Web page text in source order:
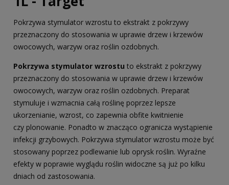
Pokrzywa stymulator wzrostu to ekstrakt z pokrzywy
przeznaczony do stosowania w uprawie drzew i krzewów
owocowych, warzyw oraz roślin ozdobnych.
Pokrzywa stymulator wzrostu to ekstrakt z pokrzywy
przeznaczony do stosowania w uprawie drzew i krzewów
owocowych, warzyw oraz roślin ozdobnych. Preparat
stymuluje i wzmacnia całą roślinę poprzez lepsze
ukorzenianie, wzrost, co zapewnia obfite kwitnienie
czy plonowanie. Ponadto w znacząco ogranicza wystąpienie
infekcji grzybowych. Pokrzywa stymulator wzrostu może być
stosowany poprzez podlewanie lub oprysk roślin. Wyraźne
efekty w poprawie wyglądu roślin widoczne są już po kilku
dniach od zastosowania.